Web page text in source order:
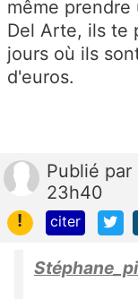
même
Del Arte, ils te
jours où ils
d'euros.
Publié par
23h40
!
citer